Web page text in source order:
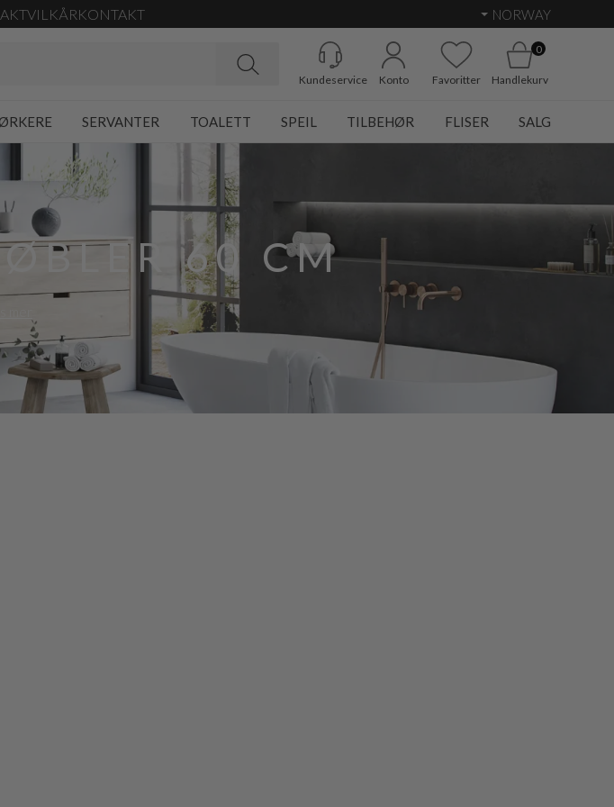
VILKÅRKONTAKT NORWAY
Kundeservice Konto Favoritter
0
Handlekurv
SERVANTER TOALETT SPEIL TILBEHØR FLISER SALG
60 CM